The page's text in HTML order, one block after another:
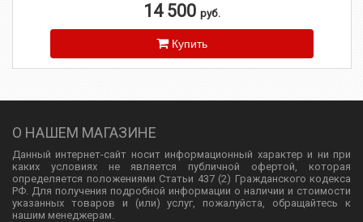
14 500 руб.
Купить
О НАШЕМ МАГАЗИНЕ
Данный интернет-сайт носит информационный характер и ни при
каких условиях не является публичной офертой, которая
определяется положениями Статьи 437 (2) Гражданского кодекса
РФ. Для получения подробной информации о наличии и стоимости
указанных товаров и (или) услуг, пожалуйста, обращайтесь к
нашим менеджерам.